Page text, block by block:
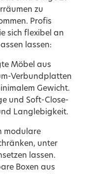
zu
Profis
sich flexibel an
lassen:
Möbel aus
Verbundplatten
Gewicht.
und Soft-Close-
Langlebigkeit.
modulare
unter
lassen.
Boxen aus